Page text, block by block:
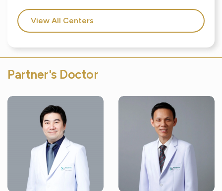
View All Centers
Partner's Doctor